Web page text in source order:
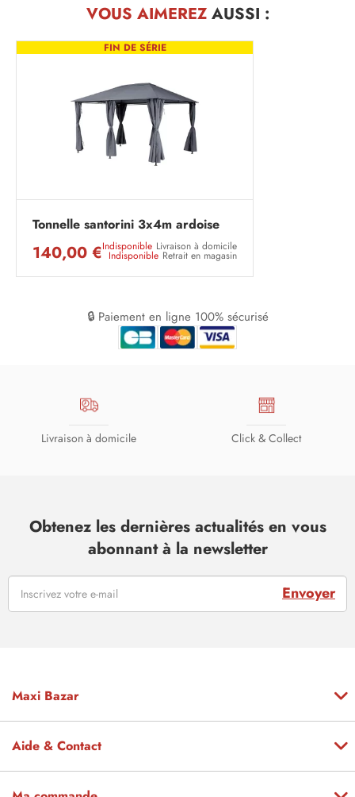
VOUS AIMEREZAUSSI :
FIN DE SÉRIE
Tonnelle santorini 3x4m ardoise
140,00 €Indisponible Livraison à domicile
Indisponible Retrait en magasin
🔒 Paiement en ligne 100% sécurisé
Livraison à domicile Click & Collect
Obtenez les dernières actualités en vous
abonnant à la newsletter
Envoyer
Maxi Bazar
Aide & Contact